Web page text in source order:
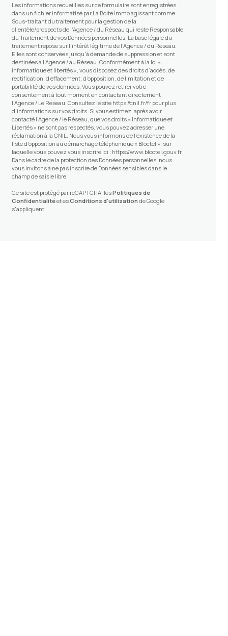
Les informations recueillies sur ce formulaire sont enregistrées
dans un fichier informatisé par La Boite Immo agissant comme
Sous-traitant du traitement pour la gestion de la
clientèle/prospects de l'Agence / du Réseau qui reste Responsable
du Traitement de vos Données personnelles. La base légale du
traitement repose sur l'intérêt légitime de l'Agence / du Réseau.
Elles sont conservées jusqu'à demande de suppression et sont
destinées à l'Agence / au Réseau. Conformément à la loi «
informatique et libertés », vous disposez des droits d’accès, de
rectification, d’effacement, d’opposition, de limitation et de
portabilité de vos données. Vous pouvez retirer votre
consentement à tout moment en contactant directement
l’Agence / Le Réseau. Consultez le site https://cnil.fr/frpour plus
d’informations sur vos droits. Si vous estimez, après avoir
contacté l'Agence / le Réseau, que vos droits « Informatique et
Libertés » ne sont pas respectés, vous pouvez adresser une
réclamation à la CNIL. Nous vous informons de l’existence de la
liste d'opposition au démarchage téléphonique « Bloctel », sur
laquelle vous pouvez vous inscrire ici : https://www.bloctel.gouv.fr.
Dans le cadre de la protection des Données personnelles, nous
vous invitons à ne pas inscrire de Données sensibles dans le
champ de saisie libre.
Ce site est protégé par reCAPTCHA, lesPolitiques de
Confidentialitéet esConditions d'utilisation de Google
s'appliquent.